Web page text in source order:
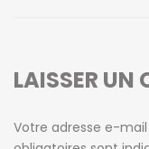
LAISSER UN
Votre adresse e-